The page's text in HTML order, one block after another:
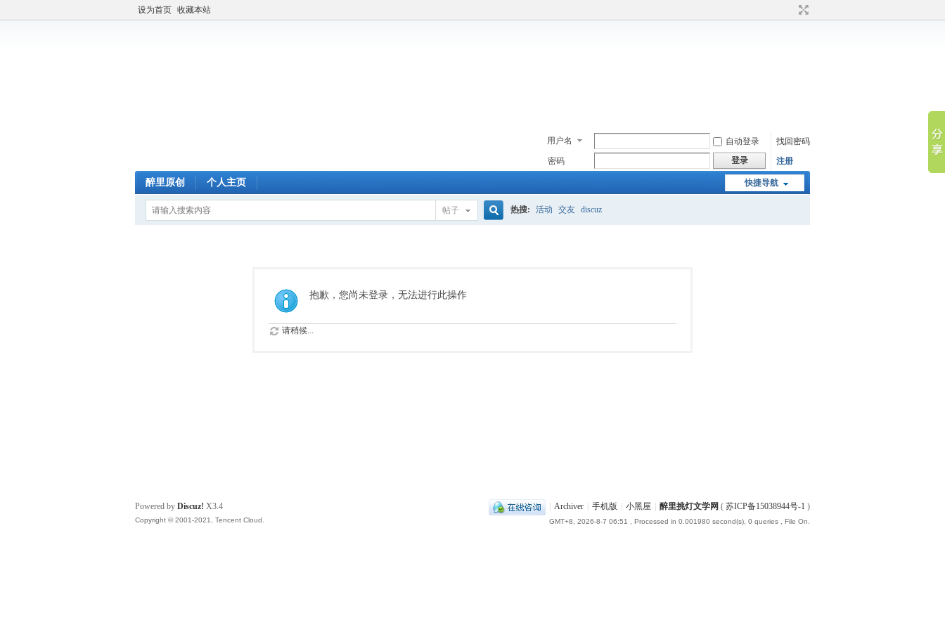
设为首页 收藏本站
用户名 自动登录
找回密码
密码
登录 注册
快捷导航
醉里原创 个人主页
帖子 热搜: 活动 交友 discuz
抱歉，您尚未登录，无法进行此操作
请稍候...
Archiver 手机版 小黑屋 醉里挑灯文学网 ( 苏ICP备15038944号-1 )
GMT+8, 2026-8-7 06:51 , Processed in 0.001980 second(s), 0 queries , File On.
Powered by Discuz! X3.4
Copyright © 2001-2021, Tencent Cloud.